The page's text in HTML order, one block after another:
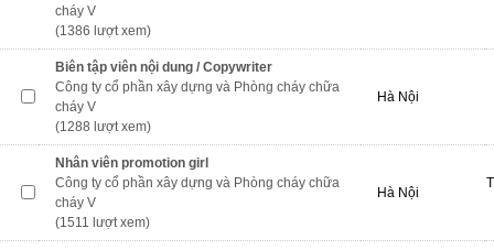
cháy V
(1386 lượt xem)
Biên tập viên nội dung / Copywriter
Công ty cổ phần xây dựng và Phòng cháy chữa
cháy V
(1288 lượt xem)
Hà Nội
Nhân viên promotion girl
Công ty cổ phần xây dựng và Phòng cháy chữa
cháy V
(1511 lượt xem)
Hà Nội